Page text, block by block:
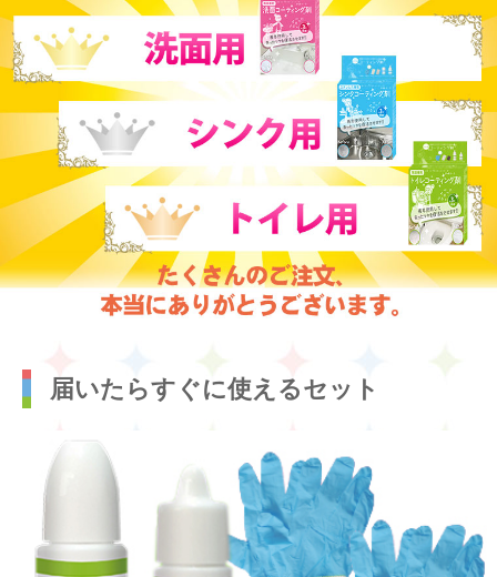
届いたらすぐに使えるセット